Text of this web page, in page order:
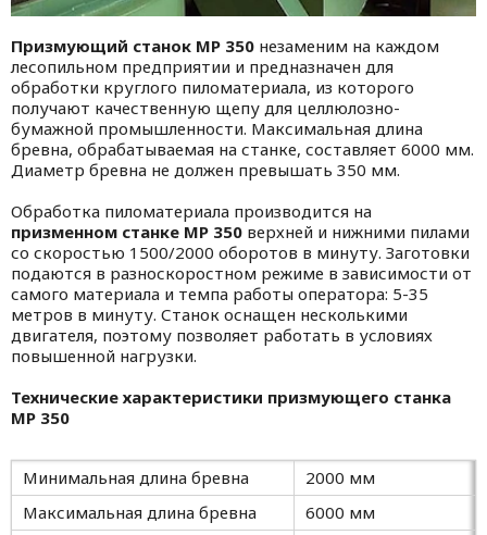
Призмующий станок МР 350 незаменим на каждом
лесопильном предприятии и предназначен для
обработки круглого пиломатериала, из которого
получают качественную щепу для целлюлозно-
бумажной промышленности. Максимальная длина
бревна, обрабатываемая на станке, составляет 6000 мм.
Диаметр бревна не должен превышать 350 мм.
Обработка пиломатериала производится на
призменном станке МР 350 верхней и нижними пилами
со скоростью 1500/2000 оборотов в минуту. Заготовки
подаются в разноскоростном режиме в зависимости от
самого материала и темпа работы оператора: 5-35
метров в минуту. Станок оснащен несколькими
двигателя, поэтому позволяет работать в условиях
повышенной нагрузки.
Технические характеристики призмующего станка
МР 350
Минимальная длина бревна
2000 мм
Максимальная длина бревна
6000 мм